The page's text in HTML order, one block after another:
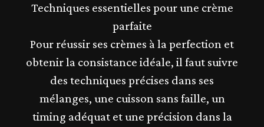
Techniques essentielles pour une crème
parfaite
Pour réussir ses crèmes à la perfection et
obtenir la consistance idéale, il faut suivre
des techniques précises dans ses
mélanges, une cuisson sans faille, un
timing adéquat et une précision dans la